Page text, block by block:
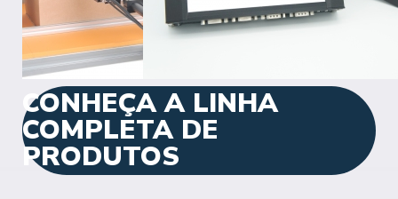
CONHEÇA A LINHA
COMPLETA DE
PRODUTOS